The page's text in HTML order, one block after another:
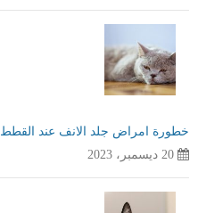
خطورة امراض جلد الانف عند القطط
20 ديسمبر، 2023